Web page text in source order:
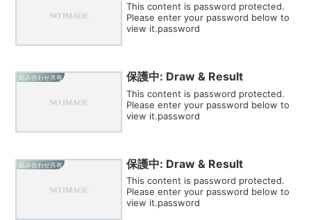
This content is password protected.
Please enter your password below to
view it.password
組み合わせ共有 保護中: Draw & Result
This content is password protected.
Please enter your password below to
view it.password
組み合わせ共有 保護中: Draw & Result
This content is password protected.
Please enter your password below to
view it.password